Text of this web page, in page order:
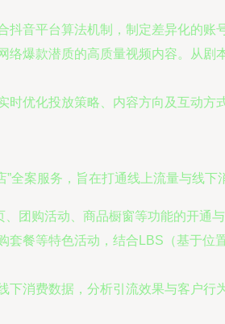
抖音平台算法机制，制定差异化的账
络爆款潜质的高质量视频内容。从
时优化投放策略、内容方向及互动
案服务，旨在打通线上流量与线下
团购活动、商品橱窗等功能的开通
套餐等特色活动，结合LBS（基于
下消费数据，分析引流效果与客户